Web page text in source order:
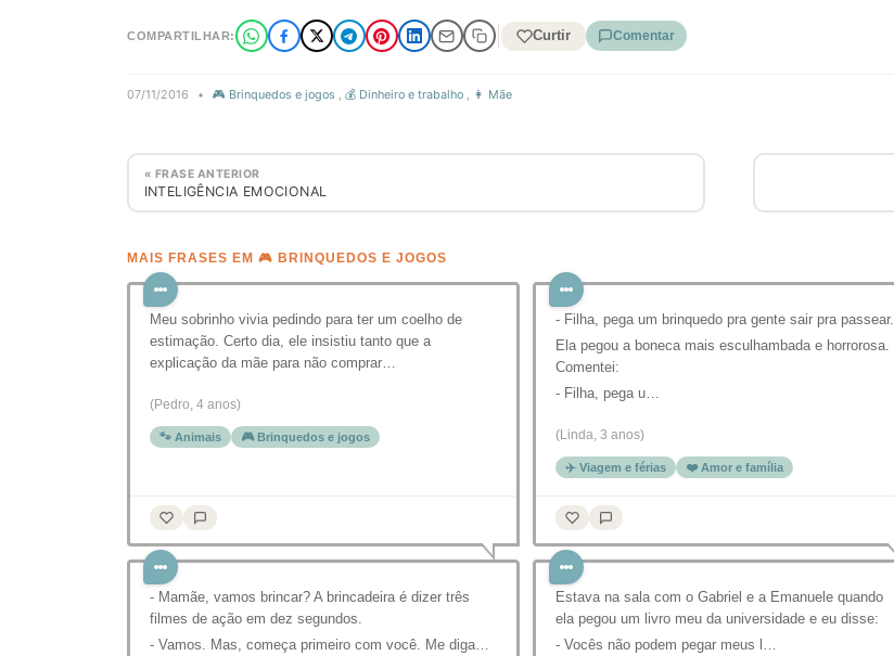
COMPARTILHAR: Curtir Comentar
07/11/2016 • 🎮 Brinquedos e jogos , 💰 Dinheiro e trabalho , 👩 Mãe
« FRASE ANTERIOR
INTELIGÊNCIA EMOCIONAL
MAIS FRASES EM 🎮 BRINQUEDOS E JOGOS
Meu sobrinho vivia pedindo para ter um coelho de
estimação. Certo dia, ele insistiu tanto que a
explicação da mãe para não comprar…
(Pedro, 4 anos)
🐾 Animais 🎮 Brinquedos e jogos
- Filha, pega um brinquedo pra gente sair pra passear.
Ela pegou a boneca mais esculhambada e horrorosa.
Comentei:
- Filha, pega u…
(Linda, 3 anos)
✈️ Viagem e férias ❤️ Amor e família
- Mamãe, vamos brincar? A brincadeira é dizer três
filmes de ação em dez segundos.
- Vamos. Mas, começa primeiro com você. Me diga…
Estava na sala com o Gabriel e a Emanuele quando
ela pegou um livro meu da universidade e eu disse:
- Vocês não podem pegar meus l…